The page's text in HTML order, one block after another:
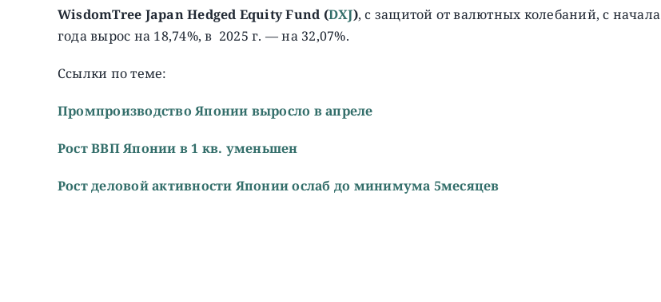
WisdomTree Japan Hedged Equity Fund (DXJ), c защитой от валютных колебаний, с начала
года вырос на 18,74%, в 2025 г. — на 32,07%.
Ссылки по теме:
Промпроизводство Японии выросло в апреле
Рост ВВП Японии в 1 кв. уменьшен
Рост деловой активности Японии ослаб до минимума 5месяцев